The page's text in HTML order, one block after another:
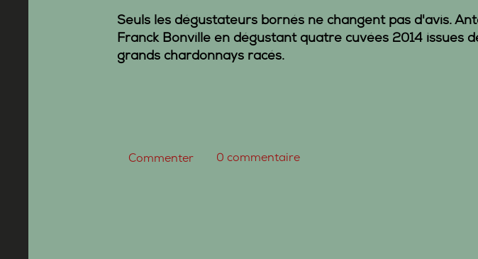
Seuls les dégustateurs bornés ne changent pas d'avis.
Franck Bonville en dégustant quatre cuvées 2014 issues
grands chardonnays racés.
0 commentaire
Commenter